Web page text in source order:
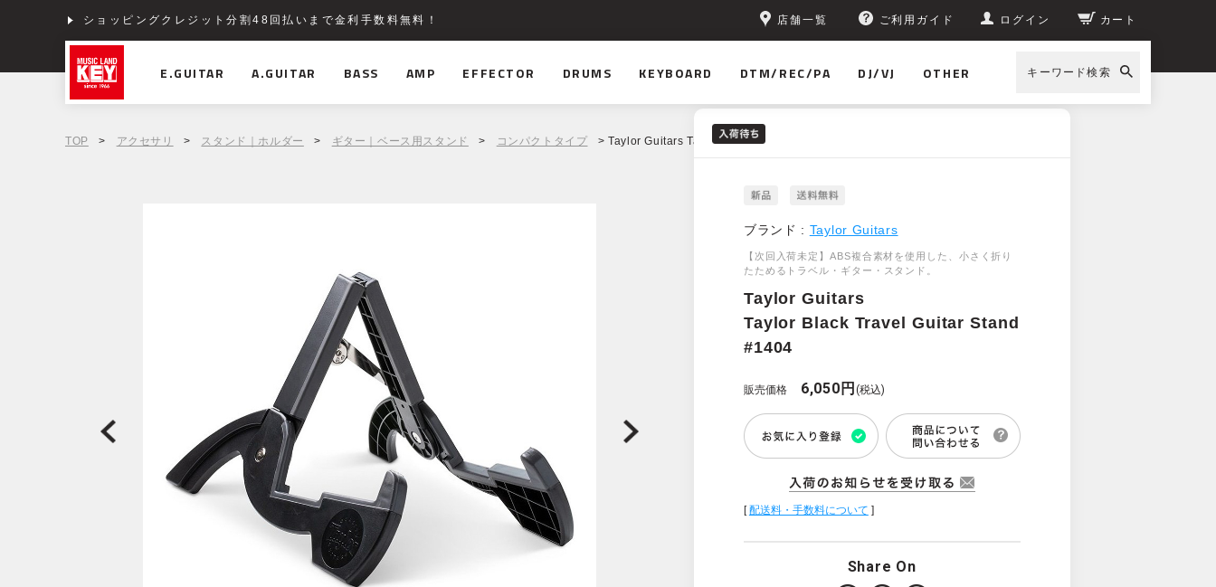
ショッピングクレジット分割48回払いまで金利手数料無料！ 店舗一覧 ご利用ガイド ログイン カート
E.GUITAR A.GUITAR BASS AMP EFFECTOR DRUMS KEYBOARD DTM/REC/PA DJ/VJ OTHER キーワード検索
TOP > アクセサリ > スタンド｜ホルダー > ギター｜ベース用スタンド > コンパクトタイプ > Taylor Guitars Taylor Black Travel Guitar Stand #1404
ブランド : Taylor Guitars
【次回入荷未定】ABS複合素材を使用した、小さく折り
たためるトラベル・ギター・スタンド。
Taylor Guitars
Taylor Black Travel Guitar Stand
#1404
販売価格 6,050円 (税込)
[配送料・手数料について ]
Share On